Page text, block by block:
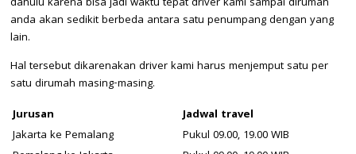
anda akan sedikit berbeda antara satu penumpang dengan yang
lain.
Hal tersebut dikarenakan driver kami harus menjemput satu per
satu dirumah masing-masing.
Jurusan
Jadwal travel
Jakarta ke Pemalang
Pukul 09.00, 19.00 WIB